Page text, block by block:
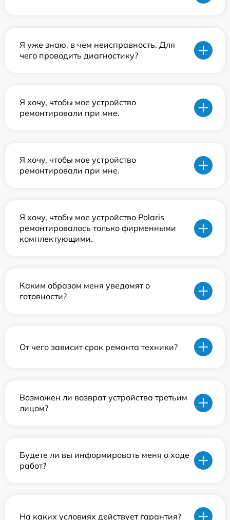
Я уже знаю, в чем неисправность. Для
чего проводить диагностику?
Я хочу, чтобы мое устройство
ремонтировали при мне.
Я хочу, чтобы мое устройство
ремонтировали при мне.
Я хочу, чтобы мое устройство Polaris
ремонтировалось только фирменными
комплектующими.
Каким образом меня уведомят о
готовности?
От чего зависит срок ремонта техники?
Возможен ли возврат устройства третьим
лицом?
Будете ли вы информировать меня о ходе
работ?
На каких условиях действует гарантия?